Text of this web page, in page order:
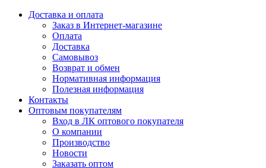
Доставка и оплата
Заказ в Интернет-магазине
Оплата
Доставка
Самовывоз
Возврат и обмен
Нормативная информация
Полезная информация
Контакты
Оптовым покупателям
Вход в ЛК оптового покупателя
О компании
Производство
Новости
Заказать оптом